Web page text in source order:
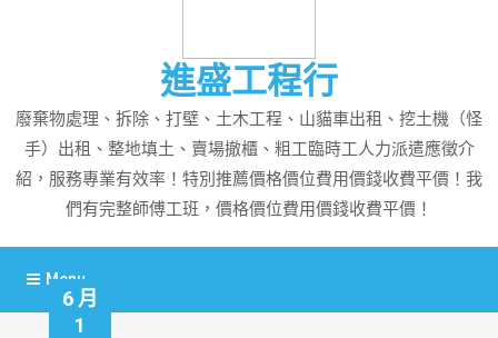
進盛工程行
廢棄物處理、拆除、打壁、土木工程、山貓車出租、挖土機（怪
手）出租、整地填土、賣場撤櫃、粗工臨時工人力派遣應徵介
紹，服務專業有效率！特別推薦價格價位費用價錢收費平價！我
們有完整師傅工班，價格價位費用價錢收費平價！
Menu
6 月
1